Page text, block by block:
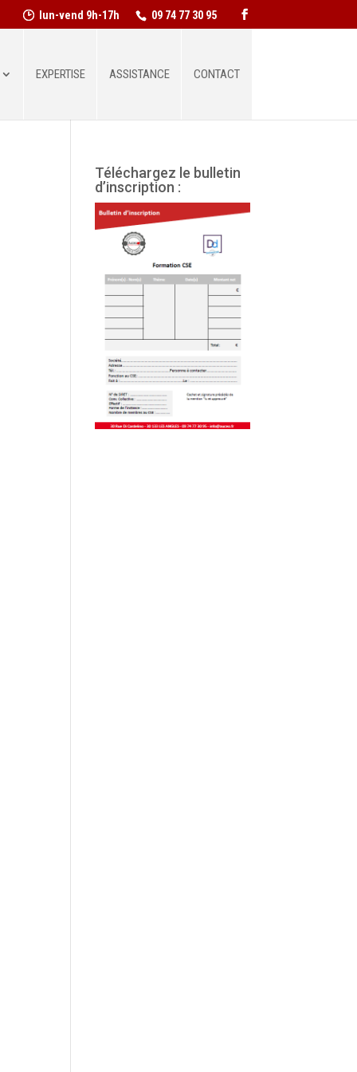
09 74 77 30 95
lun-vend 9h-17h
EXPERTISE ASSISTANCE CONTACT
Téléchargez le bulletin
d’inscription :